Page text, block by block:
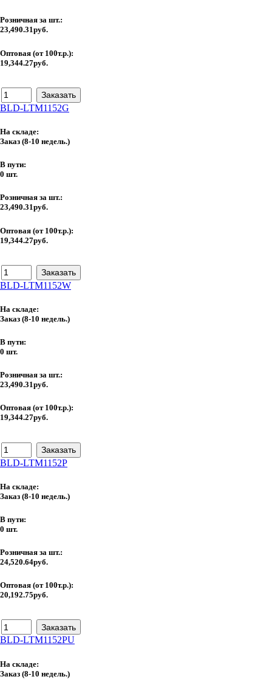
Розничная за шт.:
23,490.31руб.
Оптовая (от 100т.р.):
19,344.27руб.
BLD-LTM1152G
На складе:
Заказ (8-10 недель.)
В пути:
0 шт.
Розничная за шт.:
23,490.31руб.
Оптовая (от 100т.р.):
19,344.27руб.
BLD-LTM1152W
На складе:
Заказ (8-10 недель.)
В пути:
0 шт.
Розничная за шт.:
23,490.31руб.
Оптовая (от 100т.р.):
19,344.27руб.
BLD-LTM1152P
На складе:
Заказ (8-10 недель.)
В пути:
0 шт.
Розничная за шт.:
24,520.64руб.
Оптовая (от 100т.р.):
20,192.75руб.
BLD-LTM1152PU
На складе:
Заказ (8-10 недель.)